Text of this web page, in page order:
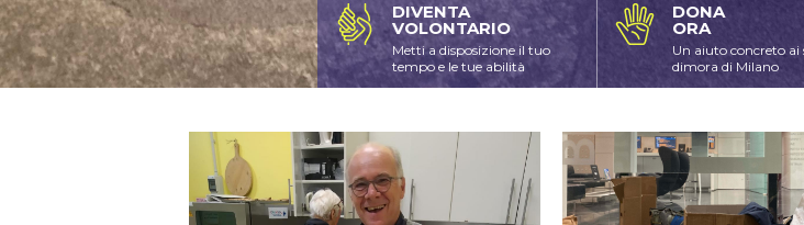
DIVENTA
VOLONTARIO
Metti a disposizione il tuo
tempo e le tue abilità
DONA
ORA
Un aiuto concreto ai
dimora di Milano